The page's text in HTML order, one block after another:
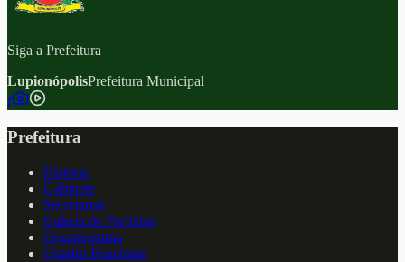
Siga a Prefeitura
LupionópolisPrefeitura Municipal
f
Prefeitura
Historia
Gabinete
Secretarias
Galeria de Prefeitos
Organograma
Quadro Funcional